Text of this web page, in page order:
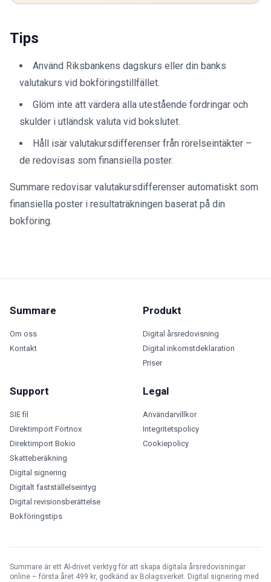
Tips
Använd Riksbankens dagskurs eller din banks
valutakurs vid bokföringstillfället.
Glöm inte att värdera alla utestående fordringar och
skulder i utländsk valuta vid bokslutet.
Håll isär valutakursdifferenser från rörelseintäkter –
de redovisas som finansiella poster.
Summare redovisar valutakursdifferenser automatiskt som
finansiella poster i resultaträkningen baserat på din
bokföring.
Summare
Om oss
Kontakt
Produkt
Digital årsredovisning
Digital inkomstdeklaration
Priser
Support
SIE fil
Direktimport Fortnox
Direktimport Bokio
Skatteberäkning
Digital signering
Digitalt fastställelseintyg
Digital revisionsberättelse
Bokföringstips
Legal
Användarvillkor
Integritetspolicy
Cookiepolicy
Summare är ett AI-drivet verktyg för att skapa digitala årsredovisningar
online – första året 499 kr, godkänd av Bolagsverket. Digital signering med